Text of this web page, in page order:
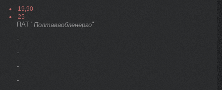
19,90
25
ПАТ "Полтаваобленерго"
-
-
-
-